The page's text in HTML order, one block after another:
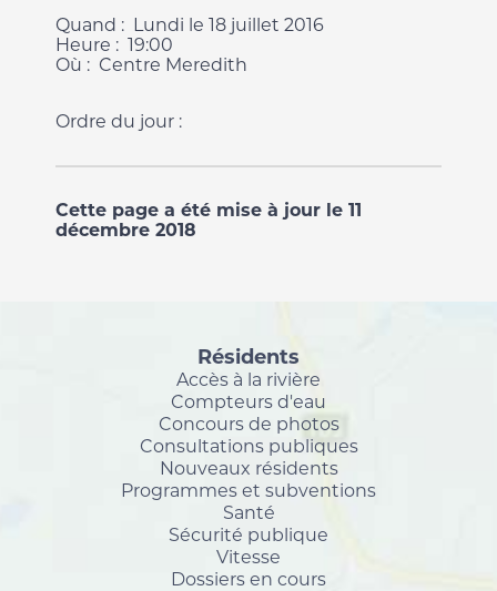
Quand : Lundi le 18 juillet 2016
Heure : 19:00
Où : Centre Meredith
Ordre du jour :
Cette page a été mise à jour le 11
décembre 2018
Résidents
Accès à la rivière
Compteurs d'eau
Concours de photos
Consultations publiques
Nouveaux résidents
Programmes et subventions
Santé
Sécurité publique
Vitesse
Dossiers en cours